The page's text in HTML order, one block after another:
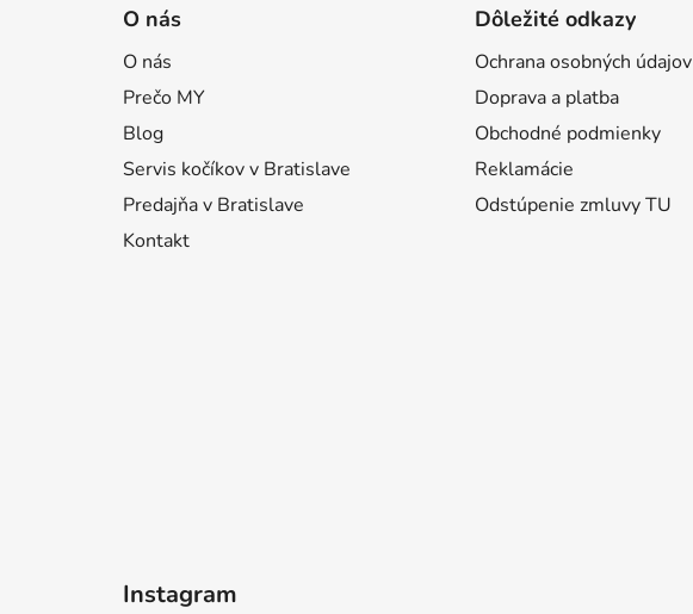
O nás
O nás
Prečo MY
Blog
Servis kočíkov v Bratislave
Predajňa v Bratislave
Kontakt
Dôležité odkazy
Ochrana osobných údajov
Doprava a platba
Obchodné podmienky
Reklamácie
Odstúpenie zmluvy TU
Instagram